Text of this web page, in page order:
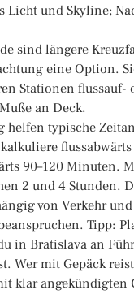
Licht und Skyline;
sind längere
eine Option.
Stationen flussauf-
an Deck.
helfen typische
flussabwärts
90–120 Minuten.
2 und 4 Stunden.
von Verkehr und
Tipp:
in Bratislava an
Wer mit Gepäck
klar angekündigten